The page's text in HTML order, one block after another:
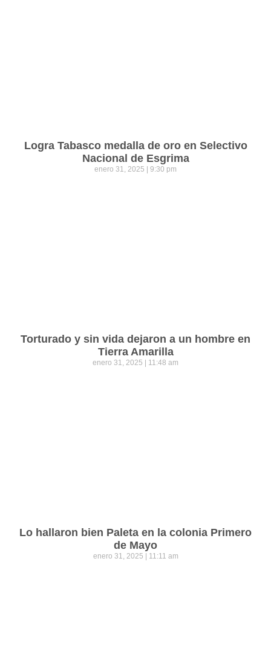
Logra Tabasco medalla de oro en Selectivo
Nacional de Esgrima
enero 31, 2025 9:30 pm
Torturado y sin vida dejaron a un hombre en
Tierra Amarilla
enero 31, 2025 11:48 am
Lo hallaron bien Paleta en la colonia Primero
de Mayo
enero 31, 2025 11:11 am